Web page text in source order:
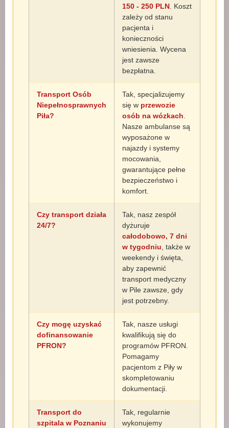
150 - 250 PLN . Koszt
zależy od stanu
pacjenta i
konieczności
wniesienia. Wycena
jest zawsze
bezpłatna.
Transport Osób
Niepełnosprawnych
Piła?
Tak, specjalizujemy
się w przewozie
osób na wózkach
Nasze ambulanse są
wyposażone w
najazdy i systemy
mocowania,
gwarantujące pełne
bezpieczeństwo i
komfort.
Czy transport działa
24/7?
Tak, nasz zespół
dyżuruje
całodobowo, 7 dni
w tygodniu , także w
weekendy i święta,
aby zapewnić
transport medyczny
w Pile zawsze, gdy
jest potrzebny.
Czy mogę uzyskać
dofinansowanie
PFRON?
Tak, nasze usługi
kwalifikują się do
programów PFRON.
Pomagamy
pacjentom z Piły w
skompletowaniu
dokumentacji.
Transport do
szpitala w Poznaniu
Tak, regularnie
wykonujemy